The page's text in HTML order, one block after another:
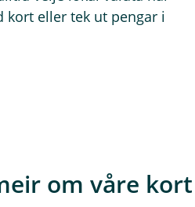
kort eller tek ut pengar i
om våre kort